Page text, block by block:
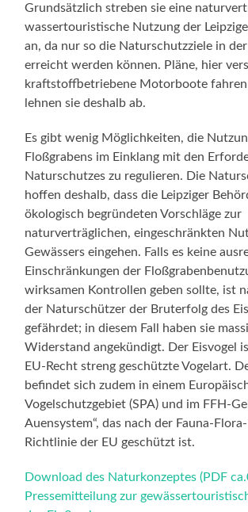
Grundsätzlich streben sie eine
wassertouristische Nutzung der
an, da nur so die Naturschutzziele in der
erreicht werden können. Pläne, hier
kraftstoffbetriebene Motorboote fahren
lehnen sie deshalb ab.
Es gibt wenig Möglichkeiten, die
Floßgrabens im Einklang mit den
Naturschutzes zu regulieren. Die
hoffen deshalb, dass die Leipziger
ökologisch begründeten Vorschläge zur
naturverträglichen, eingeschränkten
Gewässers eingehen. Falls es keine
Einschränkungen der
wirksamen Kontrollen geben sollte, ist
der Naturschützer der Bruterfolg des
gefährdet; in diesem Fall haben sie
Widerstand angekündigt. Der Eisvogel
EU-Recht streng geschützte Vogelart.
befindet sich zudem in einem
Vogelschutzgebiet (SPA) und im FFH-
Auensystem“, das nach der Fauna-
Richtlinie der EU geschützt ist.
Download des Naturkonzeptes (PDF
Pressemitteilung zur